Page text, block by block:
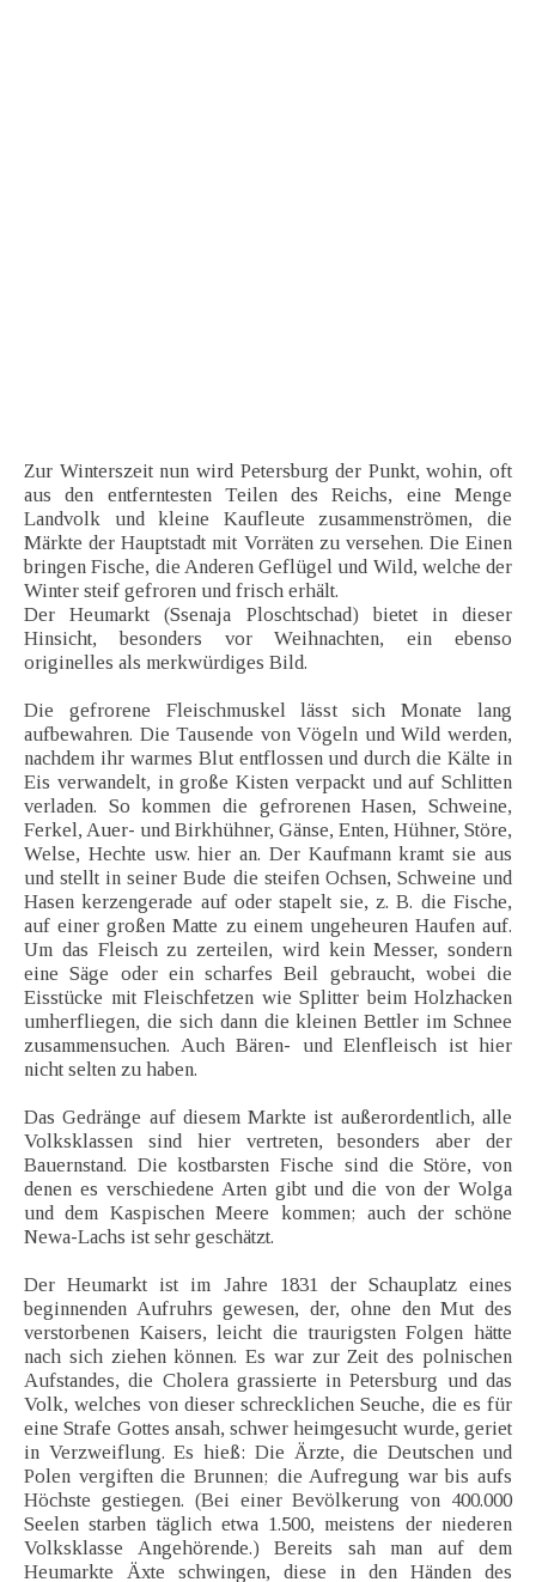
Zur Winterszeit nun wird Petersburg der Punkt, wohin, oft
aus den entferntesten Teilen des Reichs, eine Menge
Landvolk und kleine Kaufleute zusammenströmen, die
Märkte der Hauptstadt mit Vorräten zu versehen. Die Einen
bringen Fische, die Anderen Geflügel und Wild, welche der
Winter steif gefroren und frisch erhält.
Der Heumarkt (Ssenaja Ploschtschad) bietet in dieser
Hinsicht, besonders vor Weihnachten, ein ebenso
originelles als merkwürdiges Bild.
Die gefrorene Fleischmuskel lässt sich Monate lang
aufbewahren. Die Tausende von Vögeln und Wild werden,
nachdem ihr warmes Blut entflossen und durch die Kälte in
Eis verwandelt, in große Kisten verpackt und auf Schlitten
verladen. So kommen die gefrorenen Hasen, Schweine,
Ferkel, Auer- und Birkhühner, Gänse, Enten, Hühner, Störe,
Welse, Hechte usw. hier an. Der Kaufmann kramt sie aus
und stellt in seiner Bude die steifen Ochsen, Schweine und
Hasen kerzengerade auf oder stapelt sie, z. B. die Fische,
auf einer großen Matte zu einem ungeheuren Haufen auf.
Um das Fleisch zu zerteilen, wird kein Messer, sondern
eine Säge oder ein scharfes Beil gebraucht, wobei die
Eisstücke mit Fleischfetzen wie Splitter beim Holzhacken
umherfliegen, die sich dann die kleinen Bettler im Schnee
zusammensuchen. Auch Bären- und Elenfleisch ist hier
nicht selten zu haben.
Das Gedränge auf diesem Markte ist außerordentlich, alle
Volksklassen sind hier vertreten, besonders aber der
Bauernstand. Die kostbarsten Fische sind die Störe, von
denen es verschiedene Arten gibt und die von der Wolga
und dem Kaspischen Meere kommen; auch der schöne
Newa-Lachs ist sehr geschätzt.
Der Heumarkt ist im Jahre 1831 der Schauplatz eines
beginnenden Aufruhrs gewesen, der, ohne den Mut des
verstorbenen Kaisers, leicht die traurigsten Folgen hätte
nach sich ziehen können. Es war zur Zeit des polnischen
Aufstandes, die Cholera grassierte in Petersburg und das
Volk, welches von dieser schrecklichen Seuche, die es für
eine Strafe Gottes ansah, schwer heimgesucht wurde, geriet
in Verzweiflung. Es hieß: Die Ärzte, die Deutschen und
Polen vergiften die Brunnen; die Aufregung war bis aufs
Höchste gestiegen. (Bei einer Bevölkerung von 400.000
Seelen starben täglich etwa 1.500, meistens der niederen
Volksklasse Angehörende.) Bereits sah man auf dem
Heumarkte Äxte schwingen, diese in den Händen des